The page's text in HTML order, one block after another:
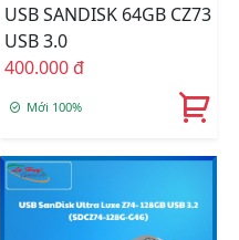
USB SANDISK 64GB CZ73
USB 3.0
400.000 đ
Mới 100%